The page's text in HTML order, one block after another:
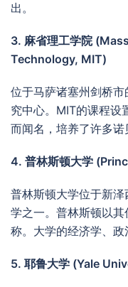
出。
3. 麻省理工学院
Technology, MIT)
位于马萨诸塞州剑桥
究中心。MIT的课程设
而闻名，培养了许多诺
4. 普林斯顿大学
普林斯顿大学位于新
学之一。普林斯顿以
称。大学的经济学、政
5. 耶鲁大学 (Yale